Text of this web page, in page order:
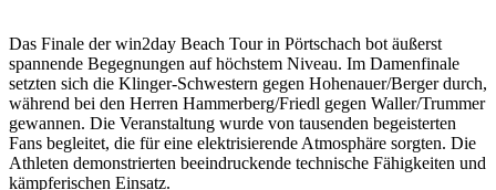
Das Finale der win2day Beach Tour in Pörtschach bot äußerst
spannende Begegnungen auf höchstem Niveau. Im Damenfinale
setzten sich die Klinger-Schwestern gegen Hohenauer/Berger durch,
während bei den Herren Hammerberg/Friedl gegen Waller/Trummer
gewannen. Die Veranstaltung wurde von tausenden begeisterten
Fans begleitet, die für eine elektrisierende Atmosphäre sorgten. Die
Athleten demonstrierten beeindruckende technische Fähigkeiten und
kämpferischen Einsatz.